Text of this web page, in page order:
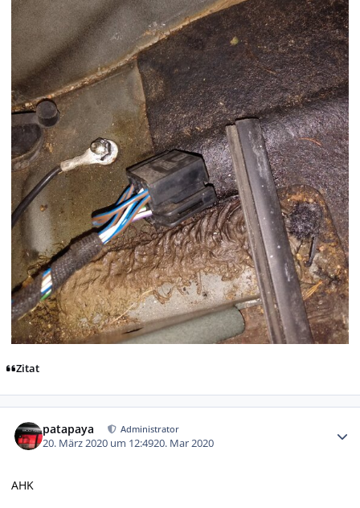
Zitat
patapaya Administrator
20. März 2020 um 12:4920. Mar 2020
AHK